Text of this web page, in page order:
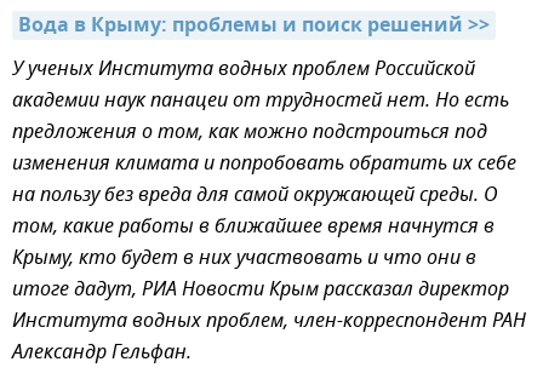
Вода в Крыму: проблемы и поиск решений >>
У ученых Института водных проблем Российской
академии наук панацеи от трудностей нет. Но есть
предложения о том, как можно подстроиться под
изменения климата и попробовать обратить их себе
на пользу без вреда для самой окружающей среды. О
том, какие работы в ближайшее время начнутся в
Крыму, кто будет в них участвовать и что они в
итоге дадут, РИА Новости Крым рассказал директор
Института водных проблем, член-корреспондент РАН
Александр Гельфан.